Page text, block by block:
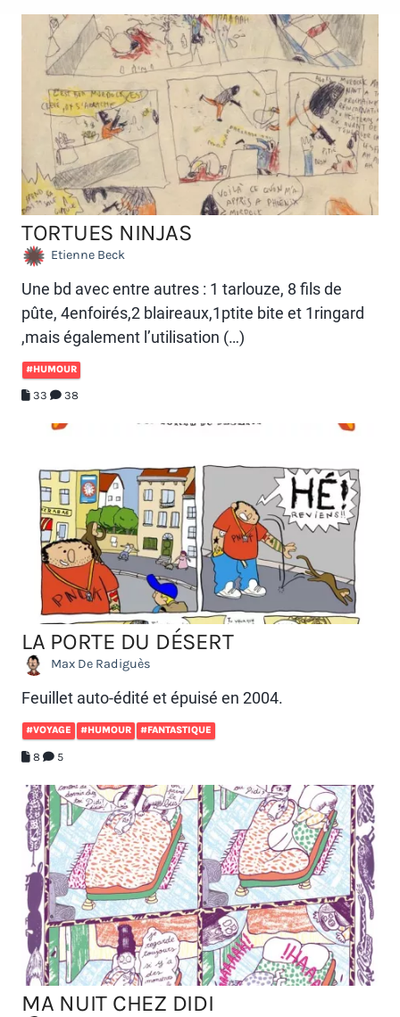
TORTUES NINJAS
Etienne Beck
Une bd avec entre autres : 1 tarlouze, 8 fils de
pûte, 4enfoirés,2 blaireaux,1ptite bite et 1ringard
,mais également l’utilisation (…)
#HUMOUR
33 38
LA PORTE DU DÉSERT
Max De Radiguès
Feuillet auto-édité et épuisé en 2004.
#VOYAGE #HUMOUR #FANTASTIQUE
8 5
MA NUIT CHEZ DIDI